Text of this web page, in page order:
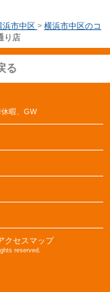
浜市中区 > 横浜市中区のコ
り店
る
暇、GW
クセスマップ
reserved.